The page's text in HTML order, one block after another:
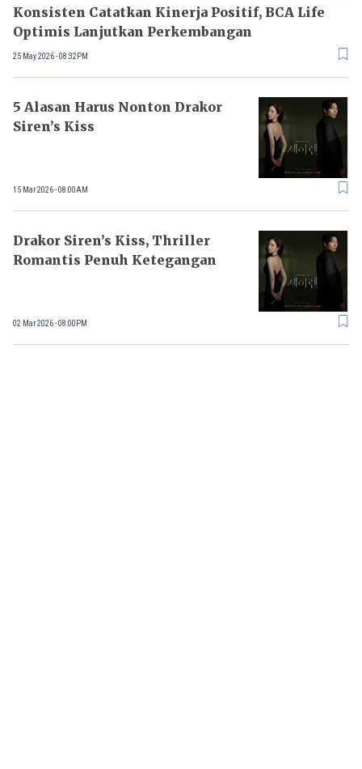
Konsisten Catatkan Kinerja Positif, BCA Life
Optimis Lanjutkan Perkembangan
25 May 2026 - 08:32PM
5 Alasan Harus Nonton Drakor
Siren’s Kiss
15 Mar 2026 - 08:00AM
Drakor Siren’s Kiss, Thriller
Romantis Penuh Ketegangan
02 Mar 2026 - 08:00PM